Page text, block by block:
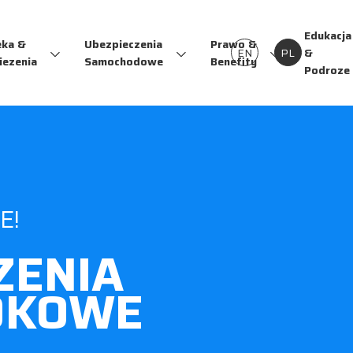
&
Ubezpieczenia
Samochodowe
Prawo &
Benefity
Edukacja
&
Podroze
EN PL